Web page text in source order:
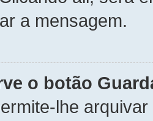
a mensagem.
o botão
lhe